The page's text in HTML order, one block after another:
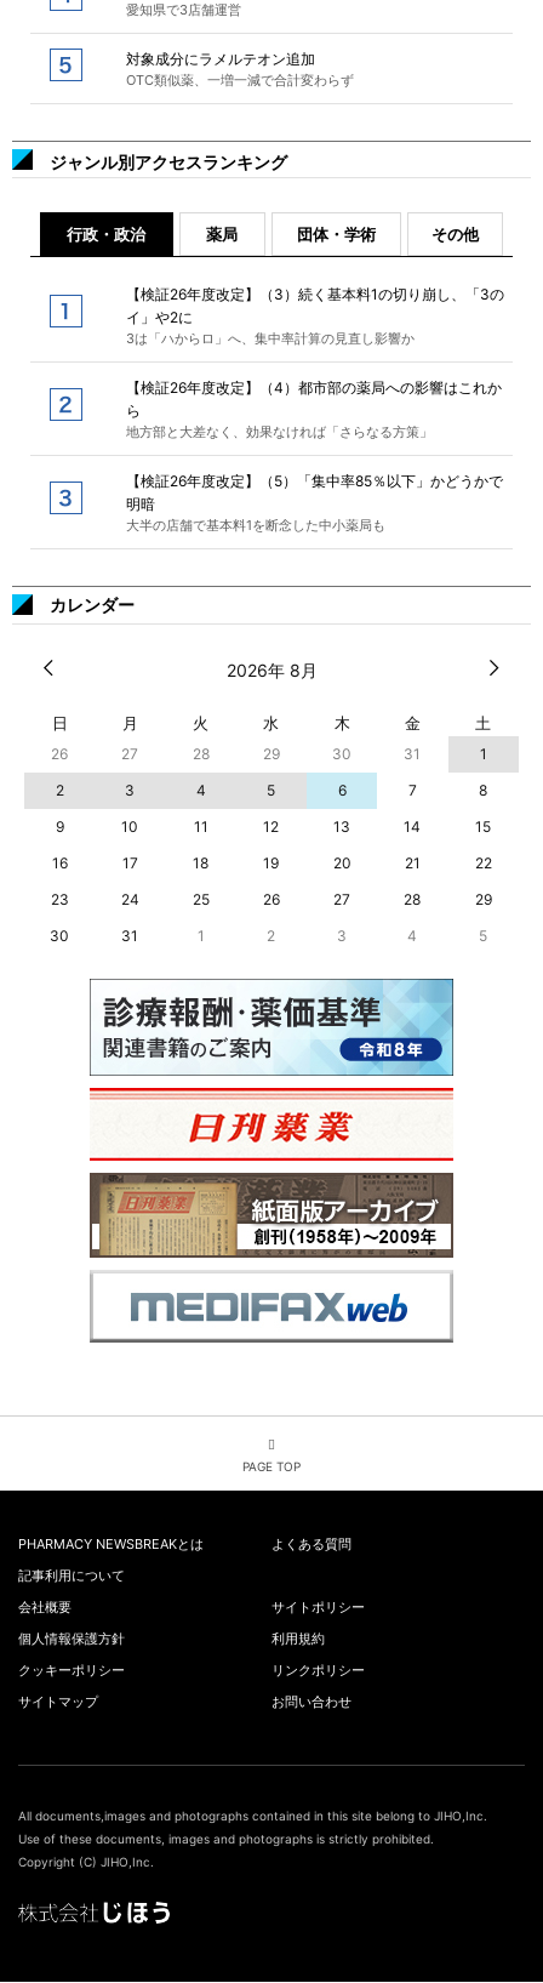
愛知県で3店舗運営
対象成分にラメルテオン追加
OTC類似薬、一増一減で合計変わらず
ジャンル別アクセスランキング
行政・政治 薬局 団体・学術 その他
【検証26年度改定】（3）続く基本料1の切り崩し、「3の
イ」や2に
3は「ハからロ」へ、集中率計算の見直し影響か
【検証26年度改定】（4）都市部の薬局への影響はこれか
ら
地方部と大差なく、効果なければ「さらなる方策」
【検証26年度改定】（5）「集中率85％以下」かどうかで
明暗
大半の店舗で基本料1を断念した中小薬局も
カレンダー
2026年 8月
日 月 火 水 木 金 土
26 27 28 29 30 31
1
2
3 4 5 6 7
8
9
10 11 12 13 14
15
16
17 18 19 20 21
22
23
24 25 26 27 28
29
30
31 1 2 3 4 5
PAGE TOP
PHARMACY NEWSBREAKとは
よくある質問
記事利用について
会社概要
サイトポリシー
個人情報保護方針
利用規約
クッキーポリシー
リンクポリシー
サイトマップ
お問い合わせ
All documents,images and photographs contained in this site belong to JIHO,Inc.
Use of these documents, images and photographs is strictly prohibited.
Copyright (C) JIHO,Inc.